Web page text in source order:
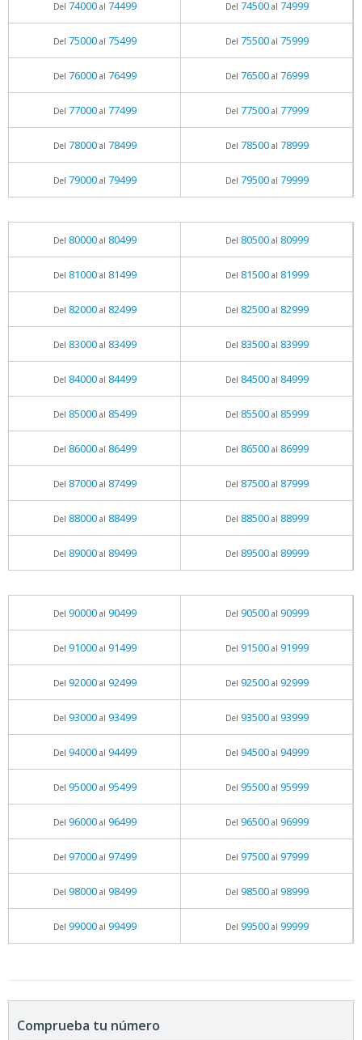
Del 74000al 74499 Del 74500al 74999
Del 75000al 75499 Del 75500al 75999
Del 76000al 76499 Del 76500al 76999
Del 77000al 77499 Del 77500al 77999
Del 78000al 78499 Del 78500al 78999
Del 79000al 79499 Del 79500al 79999
Del 80000al 80499 Del 80500al 80999
Del 81000al 81499 Del 81500al 81999
Del 82000al 82499 Del 82500al 82999
Del 83000al 83499 Del 83500al 83999
Del 84000al 84499 Del 84500al 84999
Del 85000al 85499 Del 85500al 85999
Del 86000al 86499 Del 86500al 86999
Del 87000al 87499 Del 87500al 87999
Del 88000al 88499 Del 88500al 88999
Del 89000al 89499 Del 89500al 89999
Del 90000al 90499 Del 90500al 90999
Del 91000al 91499 Del 91500al 91999
Del 92000al 92499 Del 92500al 92999
Del 93000al 93499 Del 93500al 93999
Del 94000al 94499 Del 94500al 94999
Del 95000al 95499 Del 95500al 95999
Del 96000al 96499 Del 96500al 96999
Del 97000al 97499 Del 97500al 97999
Del 98000al 98499 Del 98500al 98999
Del 99000al 99499 Del 99500al 99999
Comprueba tu número